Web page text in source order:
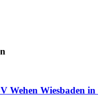
Wehen Wiesbaden in